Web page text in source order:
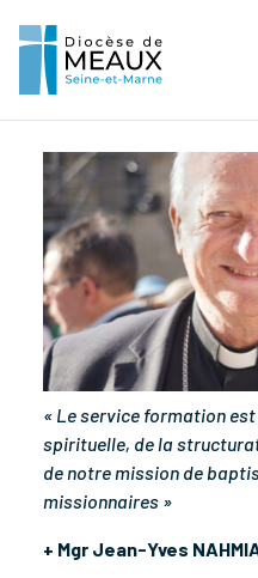
« Le service formation
spirituelle, de la
de notre mission de
missionnaires »
+ Mgr Jean-Yves